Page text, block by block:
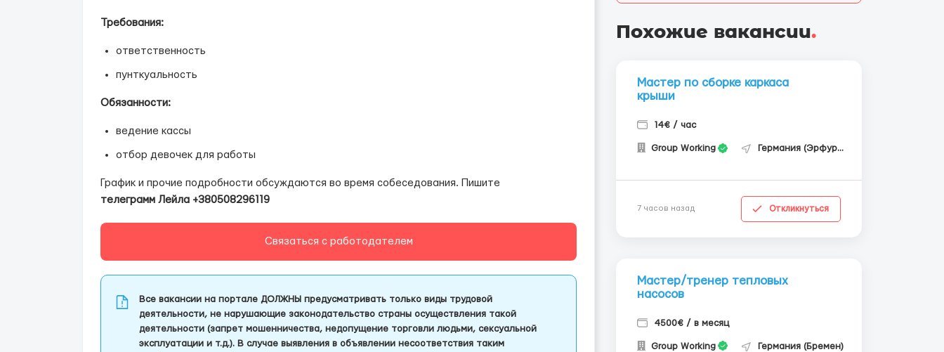
Требования:
ответственность
пунткуальность
Обязанности:
ведение кассы
отбор девочек для работы
График и прочие подробности обсуждаются во время собеседования. Пишите
телеграмм Лейла +380508296119
Связаться с работодателем
Все вакансии на портале ДОЛЖНЫ предусматривать только виды трудовой
деятельности, не нарушающие законодательство страны осуществления такой
деятельности (запрет мошенничества, недопущение торговли людьми, сексуальной
эксплуатации и т.д.). В случае выявления в объявлении несоответствия таким
Похожие вакансии.
Мастер по сборке каркаса
крыши
14€ / час
Group Working Германия (Эрфурт)
7 часов назад Откликнуться
Мастер/тренер тепловых
насосов
4500€ / в месяц
Group Working Германия (Бремен)